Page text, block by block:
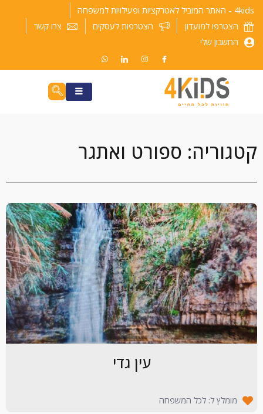
דילוג
לתוכן
4kids - האתר המוביל לאטרקציות ופעילויות למשפחה
הצטרפו למועדון
הצטרפות לעסקים
צרו קשר
החשבון שלי
קטגוריה: ספורט ואתגר
עין גדי
מומלץ ל: לכל המשפחה
עמודעמוד